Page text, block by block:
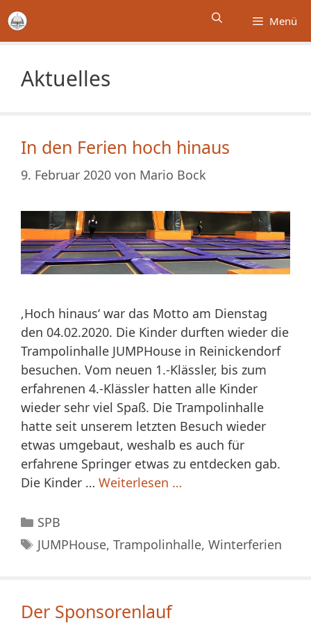
Zum
Inhalt
springen
Menü
Aktuelles
In den Ferien hoch hinaus
9. Februar 2020 von Mario Bock
‚Hoch hinaus‘ war das Motto am Dienstag
den 04.02.2020. Die Kinder durften wieder die
Trampolinhalle JUMPHouse in Reinickendorf
besuchen. Vom neuen 1.-Klässler, bis zum
erfahrenen 4.-Klässler hatten alle Kinder
wieder sehr viel Spaß. Die Trampolinhalle
hatte seit unserem letzten Besuch wieder
etwas umgebaut, weshalb es auch für
erfahrene Springer etwas zu entdecken gab.
Die Kinder … Weiterlesen …
Kategorien
SPB
Schlagwörter
JUMPHouse, Trampolinhalle, Winterferien
Der Sponsorenlauf